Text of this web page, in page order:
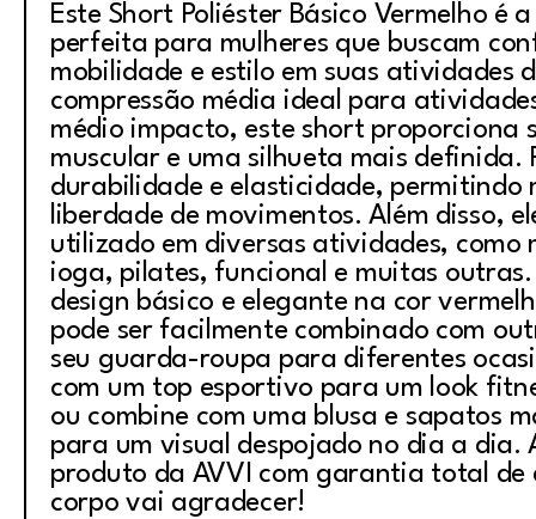
Este Short Poliéster Básico Vermelho é
perfeita para mulheres que buscam
mobilidade e estilo em suas atividades
compressão média ideal para
médio impacto, este short proporciona
muscular e uma silhueta mais definida.
durabilidade e elasticidade, permitindo
liberdade de movimentos. Além disso,
utilizado em diversas atividades, como
ioga, pilates, funcional e muitas outras.
design básico e elegante na cor
pode ser facilmente combinado com
seu guarda-roupa para diferentes
com um top esportivo para um look
ou combine com uma blusa e sapatos
para um visual despojado no dia a dia.
produto da AVVI com garantia total de
corpo vai agradecer!